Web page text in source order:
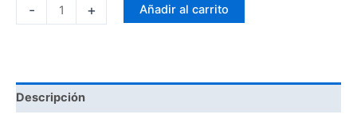
- + Añadir al carrito
Descripción